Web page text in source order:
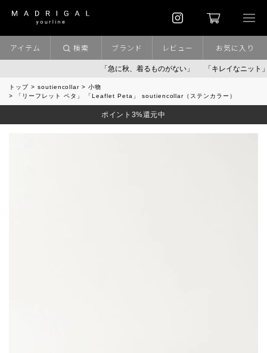
「急に秋、着るものがない」 「キレイなニット」 ポイン
アイテム 検索 ブランド レビュー お気に入り
トップ soutiencollar
小物
「リーフレット ペタ」 「Leaflet Peta」 soutiencollar（ステンカラー）
ポイント3%還元中